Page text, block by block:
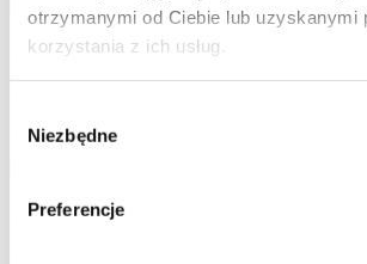
otrzymanymi od Ciebie lub uzyskanymi
korzystania z ich usług.
zgody
Niezbędne
Preferencje
Przepisy – czas przygotowania 1,5 godz.
Przepisy łatwe w wykonaniu
Barszcz ukraiński tradycyjny
Przepisy – czas przygotowania 2 godz.